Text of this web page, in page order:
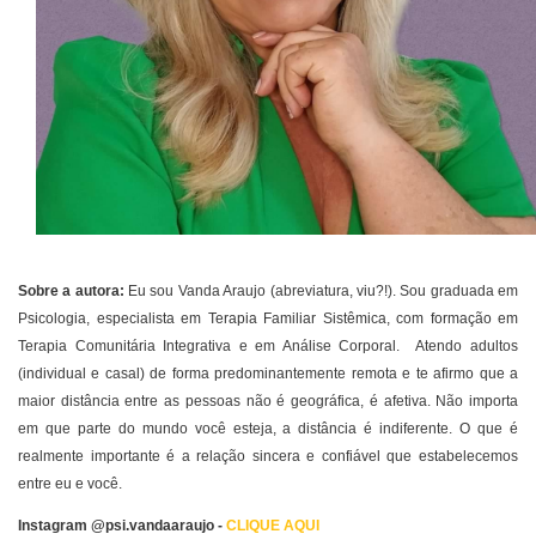
Sobre a autora: Eu sou Vanda Araujo (abreviatura, viu?!). Sou graduada em
Psicologia, especialista em Terapia Familiar Sistêmica, com formação em
Terapia Comunitária Integrativa e em Análise Corporal. Atendo adultos
(individual e casal) de forma predominantemente remota e te afirmo que a
maior distância entre as pessoas não é geográfica, é afetiva. Não importa
em que parte do mundo você esteja, a distância é indiferente. O que é
realmente importante é a relação sincera e confiável que estabelecemos
entre eu e você.
Instagram @psi.vandaaraujo - CLIQUE AQUI